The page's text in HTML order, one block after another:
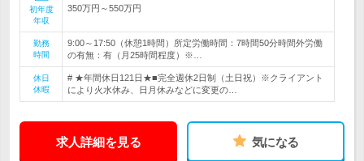
初年度
年収
350万円～550万円
勤務
時間
9:00～17:50（休憩1時間）所定労働時間：7時間50分時間外労働
の有無：有（月25時間程度）※…
休日
休暇
# ★年間休日121日★■完全週休2日制（土日祝）※クライアント
により火水休み、日月休みなどに変更の…
求人詳細を見る 気になる